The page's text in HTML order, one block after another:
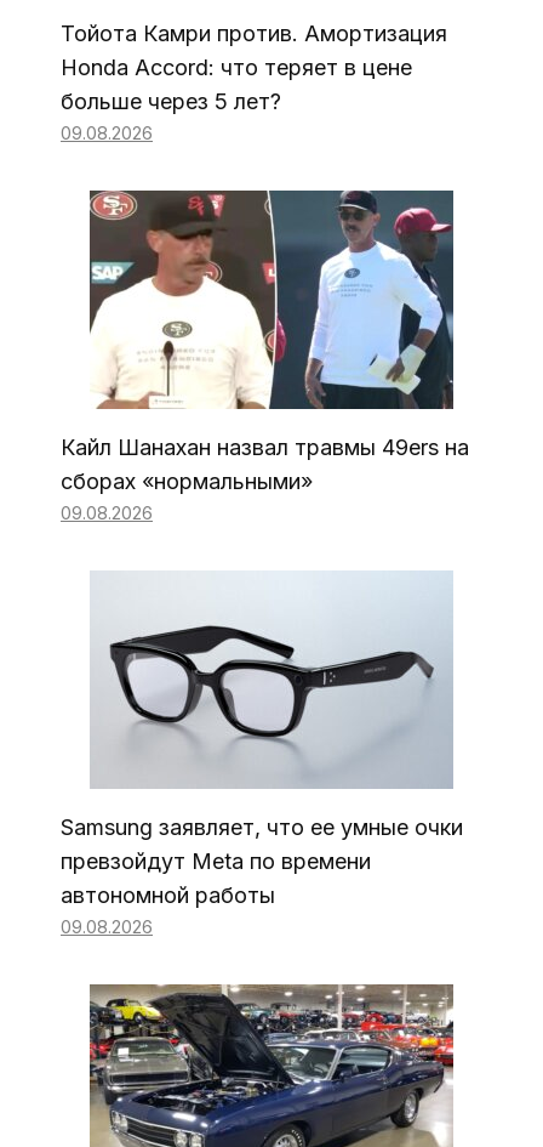
Тойота Камри против. Амортизация
Honda Accord: что теряет в цене
больше через 5 лет?
09.08.2026
Кайл Шанахан назвал травмы 49ers на
сборах «нормальными»
09.08.2026
Samsung заявляет, что ее умные очки
превзойдут Meta по времени
автономной работы
09.08.2026